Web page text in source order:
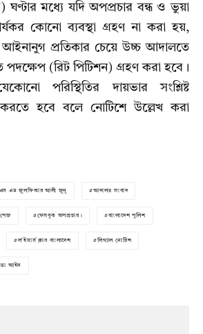
ঘণ্টার মধ্যে যদি অপপ্রচার বন্ধ ও ভুয়া
কোনো ব্যবস্থা গ্রহণ না করা হয়,
আইনানুগ প্রতিকার চেয়ে উচ্চ আদালতে
(রিট পিটিশন) গ্রহণ করা হবে।
পরিস্থিতির দায়ভার সংশ্লিষ্ট
হবে বলে নোটিশে উল্লেখ করা
এস এম জুলফিকার আলী জুনু আদালত সংবাদ
ফেসবুক অপপ্রচার। বাংলাদেশ পুলিশ
ল'ইয়ার্স ক্লাব বাংলাদেশ লিগ্যাল নোটিশ
আইন